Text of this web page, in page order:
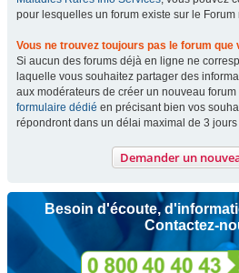
pour lesquelles un forum existe sur le
Vous ne trouvez toujours pas le forum
Si aucun des forums déjà en ligne ne
laquelle vous souhaitez partager des
aux modérateurs de créer un nouveau
formulaire dédié en précisant bien vos
répondront dans un délai maximal de 3
Demander un
Besoin d'écoute,
Contactez-